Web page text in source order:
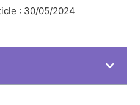
: 30/05/2024